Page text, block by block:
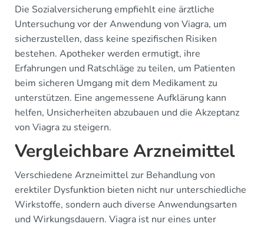
Die Sozialversicherung empfiehlt eine ärztliche
Untersuchung vor der Anwendung von Viagra, um
sicherzustellen, dass keine spezifischen Risiken
bestehen. Apotheker werden ermutigt, ihre
Erfahrungen und Ratschläge zu teilen, um Patienten
beim sicheren Umgang mit dem Medikament zu
unterstützen. Eine angemessene Aufklärung kann
helfen, Unsicherheiten abzubauen und die Akzeptanz
von Viagra zu steigern.
Vergleichbare Arzneimittel
Verschiedene Arzneimittel zur Behandlung von
erektiler Dysfunktion bieten nicht nur unterschiedliche
Wirkstoffe, sondern auch diverse Anwendungsarten
und Wirkungsdauern. Viagra ist nur eines unter